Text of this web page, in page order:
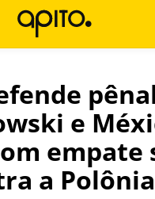
e
empate
a Polônia